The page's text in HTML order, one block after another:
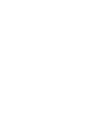
عن اختيار
يمكنك فعلاً إنهاء